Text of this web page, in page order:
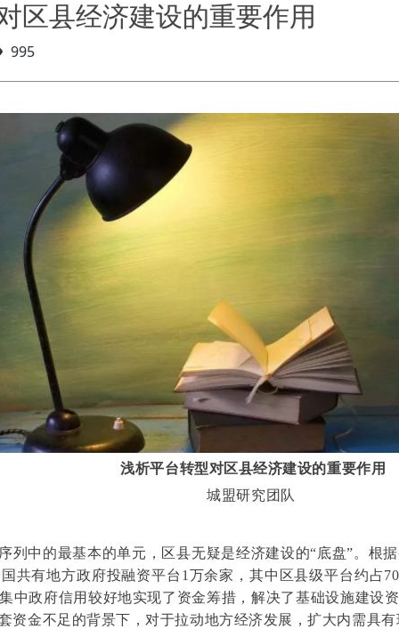
区县经济建设的重要作用
995
浅析平台转型对区县经济建设的重要作用
城盟研究团队
列中的最基本的单元，区县无疑是经济建设的“底盘”。根
共有地方政府投融资平台1万余家，其中区县级平台约占
中政府信用较好地实现了资金筹措，解决了基础设施建设
资金不足的背景下，对于拉动地方经济发展，扩大内需具有